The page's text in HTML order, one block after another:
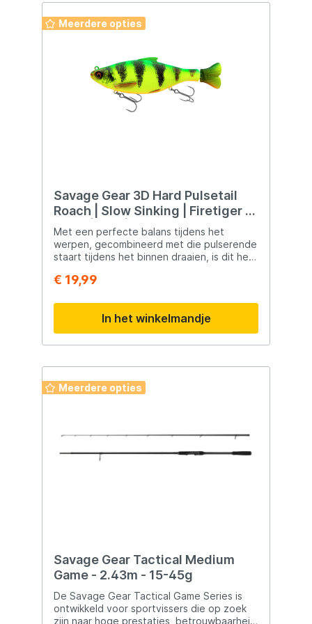
Meerdere opties
Savage Gear 3D Hard Pulsetail
Roach | Slow Sinking | Firetiger |
18cm | 90g | Swimbait
Met een perfecte balans tijdens het
werpen, gecombineerd met die pulserende
staart tijdens het binnen draaien, is dit het
grote roofvis! Uniek hard kunstaas 3D-scan
Zowel snel als langzaam in te halen Slow
het werpen
€ 19,99
In het winkelmandje
Meerdere opties
Savage Gear Tactical Medium
Game - 2.43m - 15-45g
De Savage Gear Tactical Game Series is
ontwikkeld voor sportvissers die op zoek
zijn naar hoge prestaties, betrouwbaarheid